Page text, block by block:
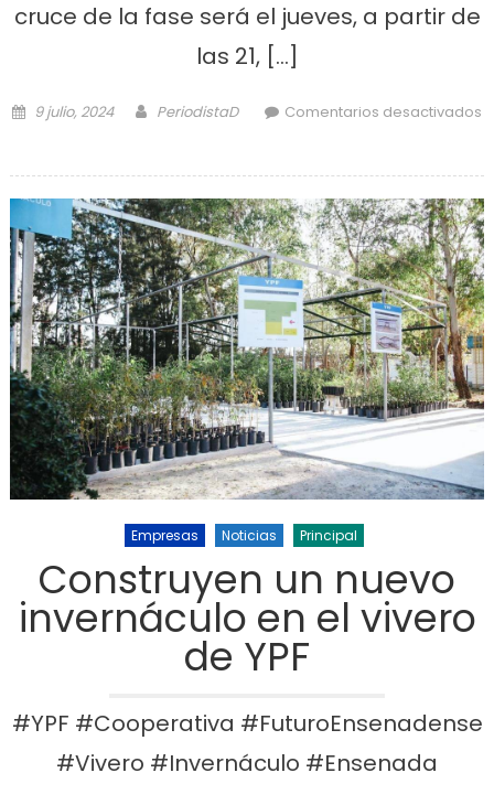
cruce de la fase será el jueves, a partir de
las 21, […]
Posted on
9 julio, 2024 Author
PeriodistaD
Comentarios desactivados
Empresas Noticias Principal
Construyen un nuevo
invernáculo en el vivero
de YPF
#YPF #Cooperativa #FuturoEnsenadense
#Vivero #Invernáculo #Ensenada